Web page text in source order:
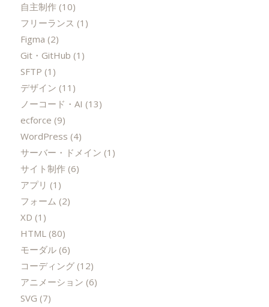
自主制作(10)
フリーランス (1)
Figma (2)
Git・GitHub (1)
SFTP (1)
デザイン (11)
ノーコード・AI (13)
ecforce (9)
WordPress (4)
サーバー・ドメイン (1)
サイト制作(6)
アプリ (1)
フォーム (2)
XD (1)
HTML (80)
モーダル(6)
コーディング(12)
アニメーション (6)
SVG (7)